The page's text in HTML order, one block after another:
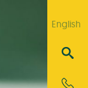
English